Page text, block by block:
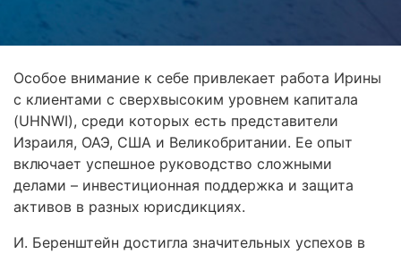
Особое внимание к себе привлекает работа Ирины
с клиентами с сверхвысоким уровнем капитала
(UHNWI), среди которых есть представители
Израиля, ОАЭ, США и Великобритании. Ее опыт
включает успешное руководство сложными
делами – инвестиционная поддержка и защита
активов в разных юрисдикциях.
И. Беренштейн достигла значительных успехов в